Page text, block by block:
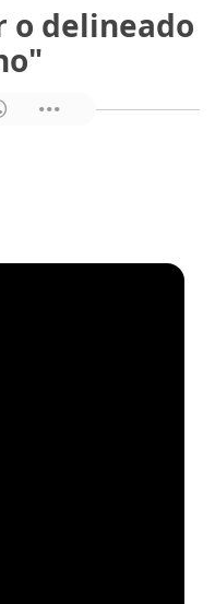
o delineado